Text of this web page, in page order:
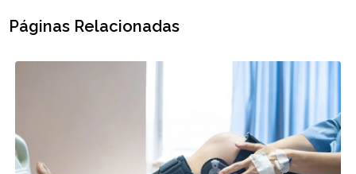
Páginas Relacionadas